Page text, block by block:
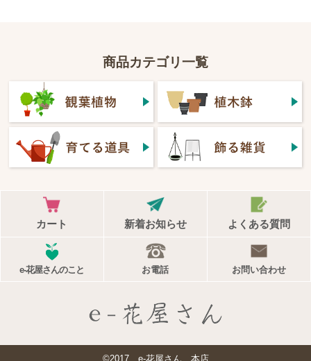
商品カテゴリ一覧
カート 新着お知らせ よくある質問
e-花屋さんのこと お電話 お問い合わせ
©2017 e-花屋さん 本店